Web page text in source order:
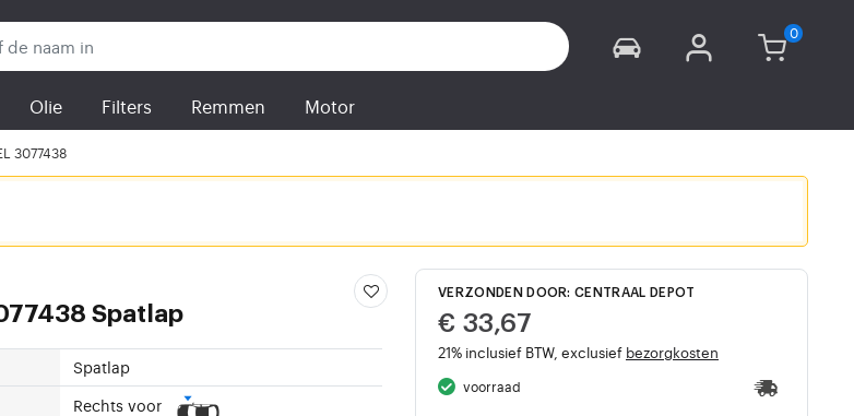
Olie Filters Remmen Motor
3077438
Spatlap
Spatlap
Rechts voor
VERZONDEN DOOR: CENTRAAL DEPOT
€ 33,67
21% inclusief BTW, exclusief bezorgkosten
voorraad